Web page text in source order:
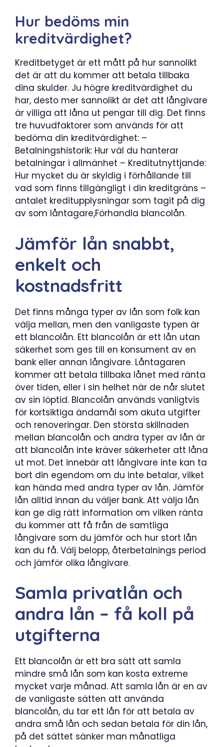
Hur bedöms min
kreditvärdighet?
Kreditbetyget är ett mått på hur sannolikt
det är att du kommer att betala tillbaka
dina skulder. Ju högre kreditvärdighet du
har, desto mer sannolikt är det att långivare
är villiga att låna ut pengar till dig. Det finns
tre huvudfaktorer som används för att
bedöma din kreditvärdighet: –
Betalningshistorik: Hur väl du hanterar
betalningar i allmänhet – Kreditutnyttjande:
Hur mycket du är skyldig i förhållande till
vad som finns tillgängligt i din kreditgräns –
antalet kreditupplysningar som tagit på dig
av som låntagare,Förhandla blancolån.
Jämför lån snabbt,
enkelt och
kostnadsfritt
Det finns många typer av lån som folk kan
välja mellan, men den vanligaste typen är
ett blancolån. Ett blancolån är ett lån utan
säkerhet som ges till en konsument av en
bank eller annan långivare. Låntagaren
kommer att betala tillbaka lånet med ränta
över tiden, eller i sin helhet när de når slutet
av sin löptid. Blancolån används vanligtvis
för kortsiktiga ändamål som akuta utgifter
och renoveringar. Den största skillnaden
mellan blancolån och andra typer av lån är
att blancolån inte kräver säkerheter att låna
ut mot. Det innebär att långivare inte kan ta
bort din egendom om du inte betalar, vilket
kan hända med andra typer av lån. Jämför
lån alltid innan du väljer bank. Att välja lån
kan ge dig rätt information om vilken ränta
du kommer att få från de samtliga
långivare som du jämför och hur stort lån
kan du få. Välj belopp, återbetalnings period
och jämför olika långivare.
Samla privatlån och
andra lån – få koll på
utgifterna
Ett blancolån är ett bra sätt att samla
mindre små lån som kan kosta extreme
mycket varje månad. Att samla lån är en av
de vanligaste sätten att använda
blancolån, du tar ett lån för att betala av
andra små lån och sedan betala för din lån,
på det sättet sänker man månatliga